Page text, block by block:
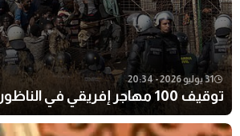
31 يوليو 2026 - 20:34
توقيف 100 مهاجر إفريقي في الناظور قبل بلوغ مليلية